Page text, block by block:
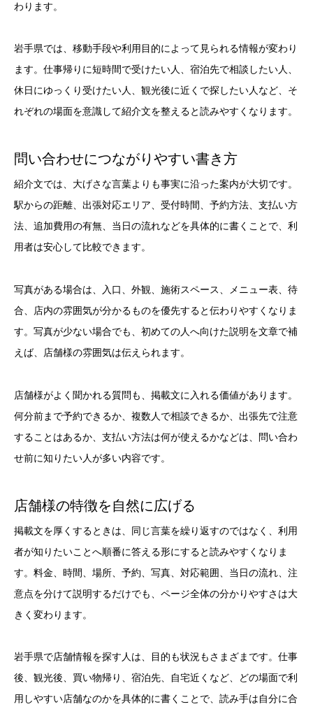
わります。
岩手県では、移動手段や利用目的によって見られる情報が変わり
ます。仕事帰りに短時間で受けたい人、宿泊先で相談したい人、
休日にゆっくり受けたい人、観光後に近くで探したい人など、そ
れぞれの場面を意識して紹介文を整えると読みやすくなります。
問い合わせにつながりやすい書き方
紹介文では、大げさな言葉よりも事実に沿った案内が大切です。
駅からの距離、出張対応エリア、受付時間、予約方法、支払い方
法、追加費用の有無、当日の流れなどを具体的に書くことで、利
用者は安心して比較できます。
写真がある場合は、入口、外観、施術スペース、メニュー表、待
合、店内の雰囲気が分かるものを優先すると伝わりやすくなりま
す。写真が少ない場合でも、初めての人へ向けた説明を文章で補
えば、店舗様の雰囲気は伝えられます。
店舗様がよく聞かれる質問も、掲載文に入れる価値があります。
何分前まで予約できるか、複数人で相談できるか、出張先で注意
することはあるか、支払い方法は何が使えるかなどは、問い合わ
せ前に知りたい人が多い内容です。
店舗様の特徴を自然に広げる
掲載文を厚くするときは、同じ言葉を繰り返すのではなく、利用
者が知りたいことへ順番に答える形にすると読みやすくなりま
す。料金、時間、場所、予約、写真、対応範囲、当日の流れ、注
意点を分けて説明するだけでも、ページ全体の分かりやすさは大
きく変わります。
岩手県で店舗情報を探す人は、目的も状況もさまざまです。仕事
後、観光後、買い物帰り、宿泊先、自宅近くなど、どの場面で利
用しやすい店舗なのかを具体的に書くことで、読み手は自分に合